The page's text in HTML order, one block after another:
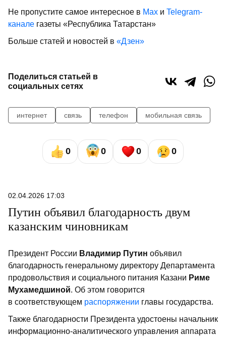
Не пропустите самое интересное в Max и Telegram-
канале газеты «Республика Татарстан»
Больше статей и новостей в «Дзен»
Поделиться статьей в
социальных сетях
интернет связь телефон мобильная связь
0 0 0 0
02.04.2026 17:03
Путин объявил благодарность двум
казанским чиновникам
Президент России Владимир Путин объявил
благодарность генеральному директору Департамента
продовольствия и социального питания Казани Риме
Мухамедшиной. Об этом говорится
в соответствующем распоряжении главы государства.
Также благодарности Президента удостоены начальник
информационно-аналитического управления аппарата